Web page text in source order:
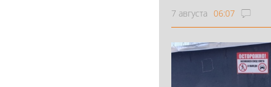
7 августа 06:07